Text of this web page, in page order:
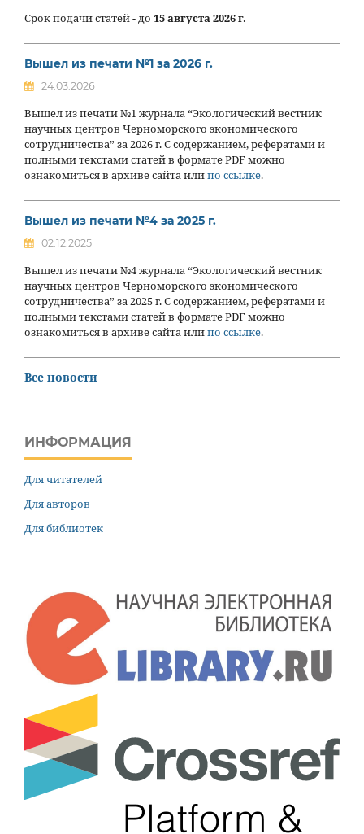
Срок подачи статей - до 15 августа 2026 г.
Вышел из печати №1 за 2026 г.
24.03.2026
Вышел из печати №1 журнала “Экологический вестник
научных центров Черноморского экономического
сотрудничества” за 2026 г. С содержанием, рефератами и
полными текстами статей в формате PDF можно
ознакомиться в архиве сайта илипо ссылке.
Вышел из печати №4 за 2025 г.
02.12.2025
Вышел из печати №4 журнала “Экологический вестник
научных центров Черноморского экономического
сотрудничества” за 2025 г. С содержанием, рефератами и
полными текстами статей в формате PDF можно
ознакомиться в архиве сайта илипо ссылке.
Все новости
ИНФОРМАЦИЯ
Для читателей
Для авторов
Для библиотек